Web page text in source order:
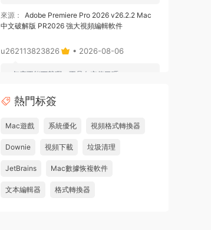
來源：
Adobe Premiere Pro 2026 v26.2.2 Mac
中文破解版 PR2026 強大視頻編輯軟件
u262113823826 • 2026-08-06
怎麽不能下載啊，不是白充值了嗎
來源： Adobe Premiere Pro 2026 v26.2.2 Mac
中文破解版 PR2026 強大視頻編輯軟件
u604731536624 • 2026-07-15
中文破解版
熱門标簽
Mac遊戲 系統優化 視頻格式轉換器
Downie 視頻下載 垃圾清理
JetBrains Mac數據恢複軟件
文本編輯器 格式轉換器